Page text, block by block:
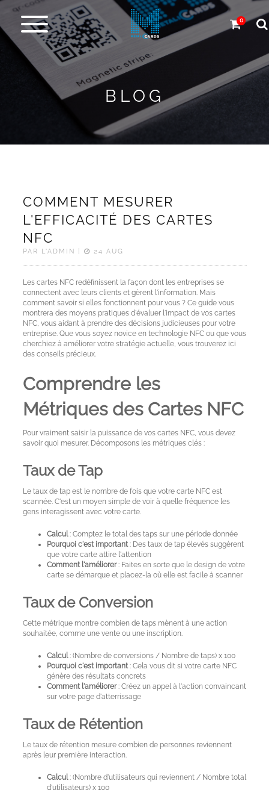
0
Cartes
autres
Produits
Service
Cartes
express
Exemples
cartes
propos
des
cartes
métalliques
Contact
BLOG
COMMENT MESURER
L'EFFICACITÉ DES CARTES
NFC
PAR L'ADMIN | 24 AUG
Les cartes NFC redéfinissent la façon dont les entreprises se
connectent avec leurs clients et gèrent l'information. Mais
comment savoir si elles fonctionnent pour vous ? Ce guide vous
montrera des moyens pratiques d'évaluer l'impact de vos cartes
NFC, vous aidant à prendre des décisions judicieuses pour votre
entreprise. Que vous soyez novice en technologie NFC ou que vous
cherchiez à améliorer votre stratégie actuelle, vous trouverez ici
des conseils précieux.
Comprendre les
Métriques des Cartes NFC
Pour vraiment saisir la puissance de vos cartes NFC, vous devez
savoir quoi mesurer. Décomposons les métriques clés :
Taux de Tap
Le taux de tap est le nombre de fois que votre carte NFC est
scannée. C'est un moyen simple de voir à quelle fréquence les
gens interagissent avec votre carte.
Calcul: Comptez le total des taps sur une période donnée
Pourquoi c'est important: Des taux de tap élevés suggèrent
que votre carte attire l'attention
Comment l'améliorer: Faites en sorte que le design de votre
carte se démarque et placez-la où elle est facile à scanner
Taux de Conversion
Cette métrique montre combien de taps mènent à une action
souhaitée, comme une vente ou une inscription.
Calcul: (Nombre de conversions / Nombre de taps) x 100
Pourquoi c'est important: Cela vous dit si votre carte NFC
génère des résultats concrets
Comment l'améliorer: Créez un appel à l'action convaincant
sur votre page d'atterrissage
Taux de Rétention
Le taux de rétention mesure combien de personnes reviennent
après leur première interaction.
Calcul: (Nombre d'utilisateurs qui reviennent / Nombre total
d'utilisateurs) x 100